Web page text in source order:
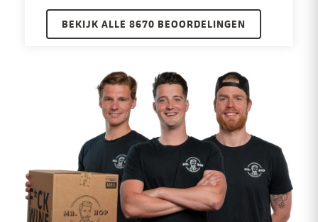
BEKIJK ALLE 8670 BEOORDELINGEN